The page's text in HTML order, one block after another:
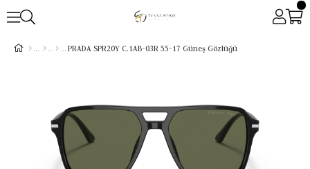
PRADA SPR20Y C.1AB-03R 55-17 Güneş Gözlüğü